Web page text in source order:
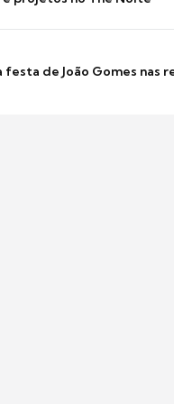
de João Gomes nas